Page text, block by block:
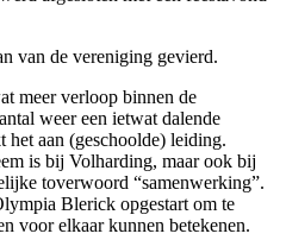
van de vereniging gevierd.
meer verloop binnen de
weer een ietwat dalende
het aan (geschoolde) leiding.
is bij Volharding, maar ook bij
toverwoord “samenwerking”.
Blerick opgestart om te
voor elkaar kunnen betekenen.